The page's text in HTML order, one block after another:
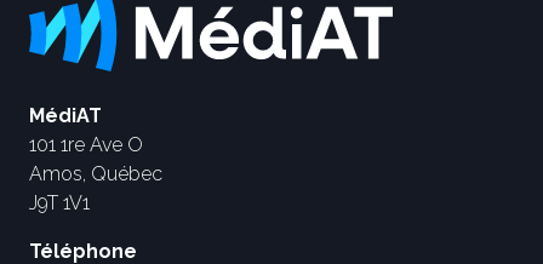
MédiAT
101 1re Ave O
Amos, Québec
J9T 1V1
Téléphone